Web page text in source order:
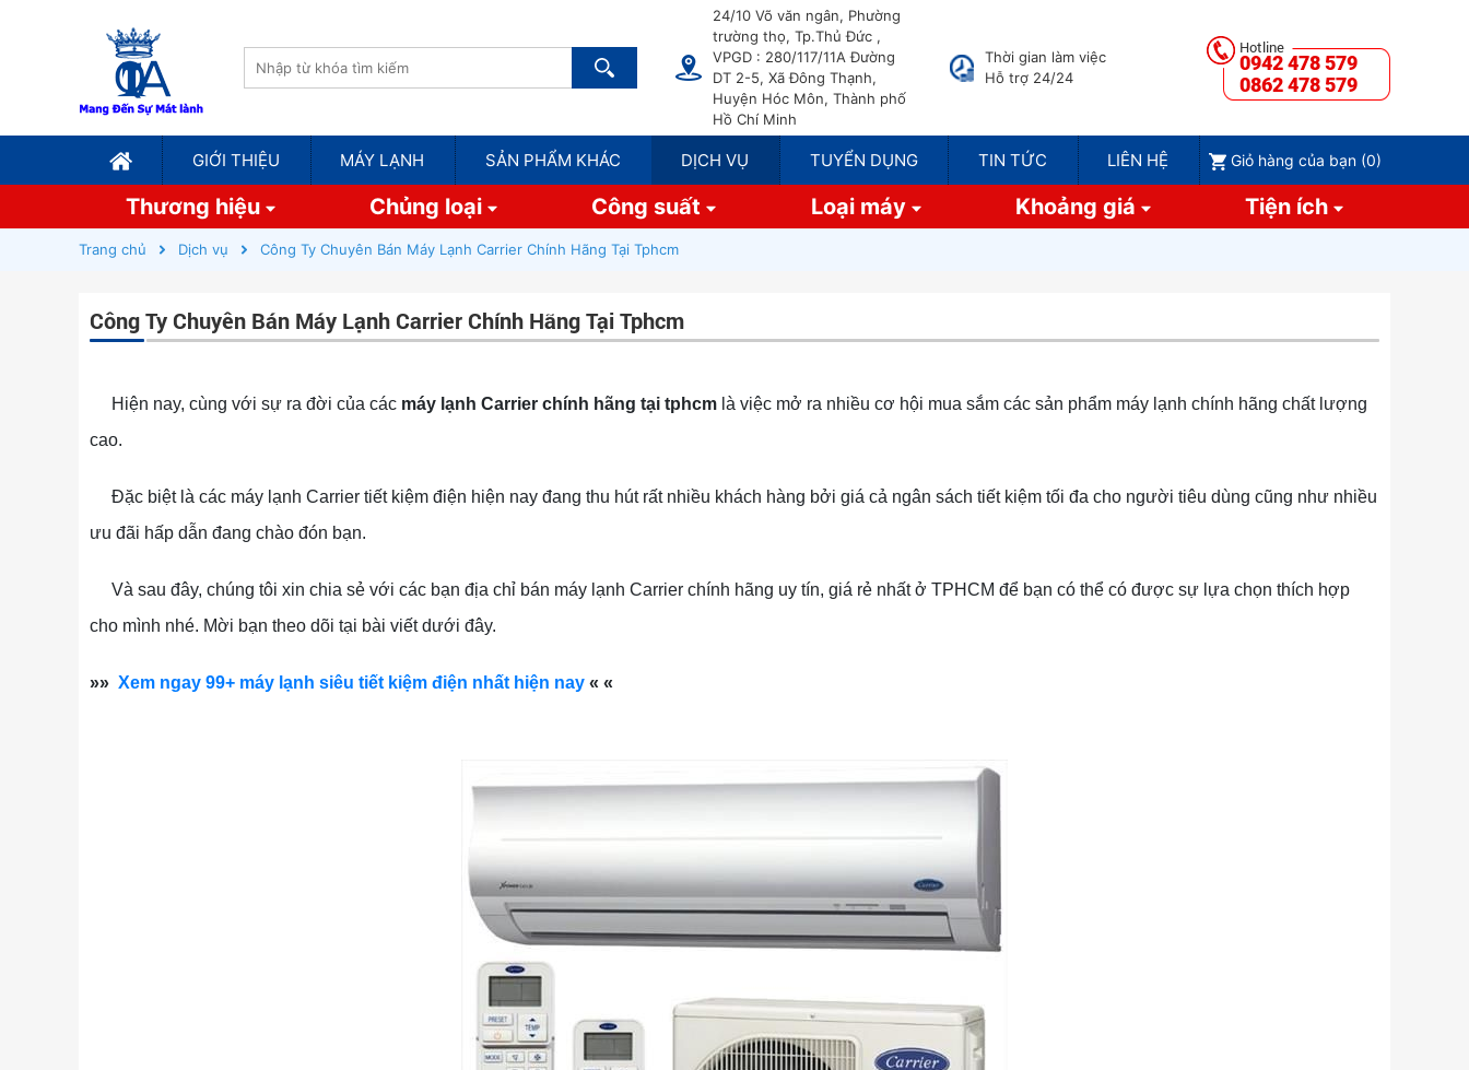
24/10 Võ văn ngân, Phường
trường thọ, Tp.Thủ Đức ,
VPGD : 280/117/11A Đường
DT 2-5, Xã Đông Thạnh,
Huyện Hóc Môn, Thành phố
Hồ Chí Minh
Thời gian làm việc
Hỗ trợ 24/24
0942 478 579
0862 478 579
GIỚI THIỆU MÁY LẠNH SẢN PHẨM KHÁC DỊCH VỤ TUYỂN DỤNG TIN TỨC LIÊN HỆ Giỏ hàng của bạn (0)
Thương hiệu Chủng loại Công suất Loại máy Khoảng giá Tiện ích
Trang chủ Dịch vụ Công Ty Chuyên Bán Máy Lạnh Carrier Chính Hãng Tại Tphcm
Công Ty Chuyên Bán Máy Lạnh Carrier Chính Hãng Tại Tphcm
Hiện nay, cùng với sự ra đời của các máy lạnh Carrier chính hãng tại tphcm là việc mở ra nhiều cơ hội mua sắm các sản phẩm máy lạnh chính hãng chất lượng
cao.
Đặc biệt là các máy lạnh Carrier tiết kiệm điện hiện nay đang thu hút rất nhiều khách hàng bởi giá cả ngân sách tiết kiệm tối đa cho người tiêu dùng cũng như nhiều
ưu đãi hấp dẫn đang chào đón bạn.
Và sau đây, chúng tôi xin chia sẻ với các bạn địa chỉ bán máy lạnh Carrier chính hãng uy tín, giá rẻ nhất ở TPHCM để bạn có thể có được sự lựa chọn thích hợp
cho mình nhé. Mời bạn theo dõi tại bài viết dưới đây.
»» Xem ngay 99+ máy lạnh siêu tiết kiệm điện nhất hiện nay « «